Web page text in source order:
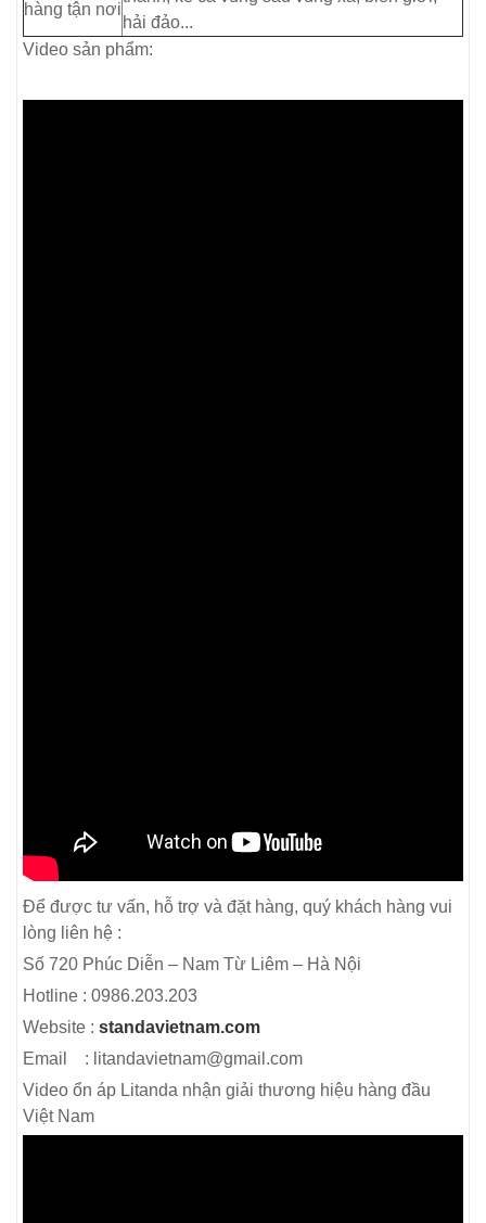
hàng tận nơi
hải đảo...
Video sản phẩm:
Để được tư vấn, hỗ trợ và đặt hàng, quý khách hàng vui
lòng liên hệ :
Số 720 Phúc Diễn – Nam Từ Liêm – Hà Nội
Hotline : 0986.203.203
Website : standavietnam.com
Email : litandavietnam@gmail.com
Video ổn áp Litanda nhận giải thương hiệu hàng đầu
Việt Nam